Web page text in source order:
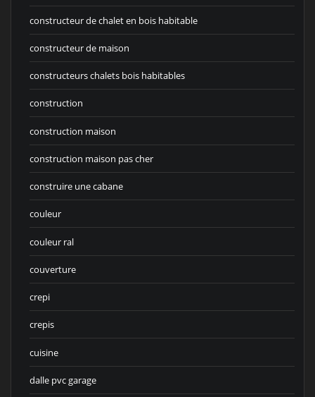
constructeur de chalet en bois habitable
constructeur de maison
constructeurs chalets bois habitables
construction
construction maison
construction maison pas cher
construire une cabane
couleur
couleur ral
couverture
crepi
crepis
cuisine
dalle pvc garage